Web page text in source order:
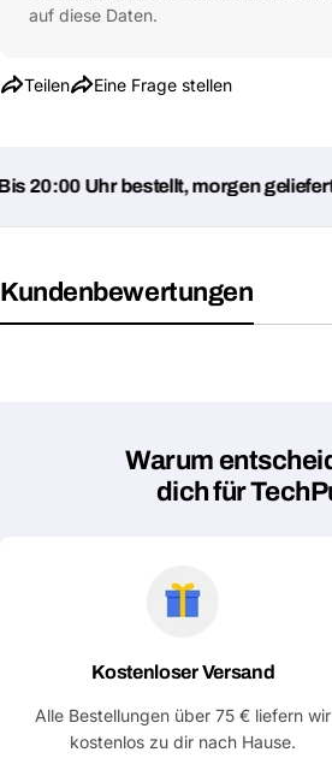
auf diese Daten.
Teilen Eine Frage stellen
Uhr bestellt, morgen geliefert!
Kundenbewertungen
Warum
dich für
Kostenloser Versand
Alle Bestellungen über 75 € liefern wir
kostenlos zu dir nach Hause.